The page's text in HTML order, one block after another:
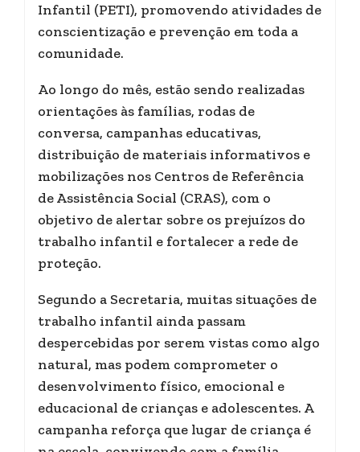
Infantil (PETI), promovendo atividades de
conscientização e prevenção em toda a
comunidade.
Ao longo do mês, estão sendo realizadas
orientações às famílias, rodas de
conversa, campanhas educativas,
distribuição de materiais informativos e
mobilizações nos Centros de Referência
de Assistência Social (CRAS), com o
objetivo de alertar sobre os prejuízos do
trabalho infantil e fortalecer a rede de
proteção.
Segundo a Secretaria, muitas situações de
trabalho infantil ainda passam
despercebidas por serem vistas como algo
natural, mas podem comprometer o
desenvolvimento físico, emocional e
educacional de crianças e adolescentes. A
campanha reforça que lugar de criança é